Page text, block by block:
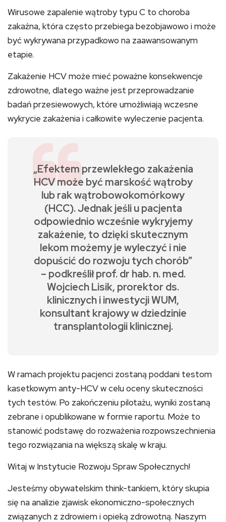
Wirusowe zapalenie wątroby typu C to choroba
zakaźna, która często przebiega bezobjawowo i może
być wykrywana przypadkowo na zaawansowanym
etapie.
Zakażenie HCV może mieć poważne konsekwencje
zdrowotne, dlatego ważne jest przeprowadzanie
badań przesiewowych, które umożliwiają wczesne
wykrycie zakażenia i całkowite wyleczenie pacjenta.
„Efektem przewlekłego zakażenia
HCV może być marskość wątroby
lub rak wątrobowokomórkowy
(HCC). Jednak jeśli u pacjenta
odpowiednio wcześnie wykryjemy
zakażenie, to dzięki skutecznym
lekom możemy je wyleczyć i nie
dopuścić do rozwoju tych chorób”
– podkreślił prof. dr hab. n. med.
Wojciech Lisik, prorektor ds.
klinicznych i inwestycji WUM,
konsultant krajowy w dziedzinie
transplantologii klinicznej.
W ramach projektu pacjenci zostaną poddani testom
kasetkowym anty-HCV w celu oceny skuteczności
tych testów. Po zakończeniu pilotażu, wyniki zostaną
zebrane i opublikowane w formie raportu. Może to
stanowić podstawę do rozważenia rozpowszechnienia
tego rozwiązania na większą skalę w kraju.
Witaj w Instytucie Rozwoju Spraw Społecznych!
Jesteśmy obywatelskim think-tankiem, który skupia
się na analizie zjawisk ekonomiczno-społecznych
związanych z zdrowiem i opieką zdrowotną. Naszym